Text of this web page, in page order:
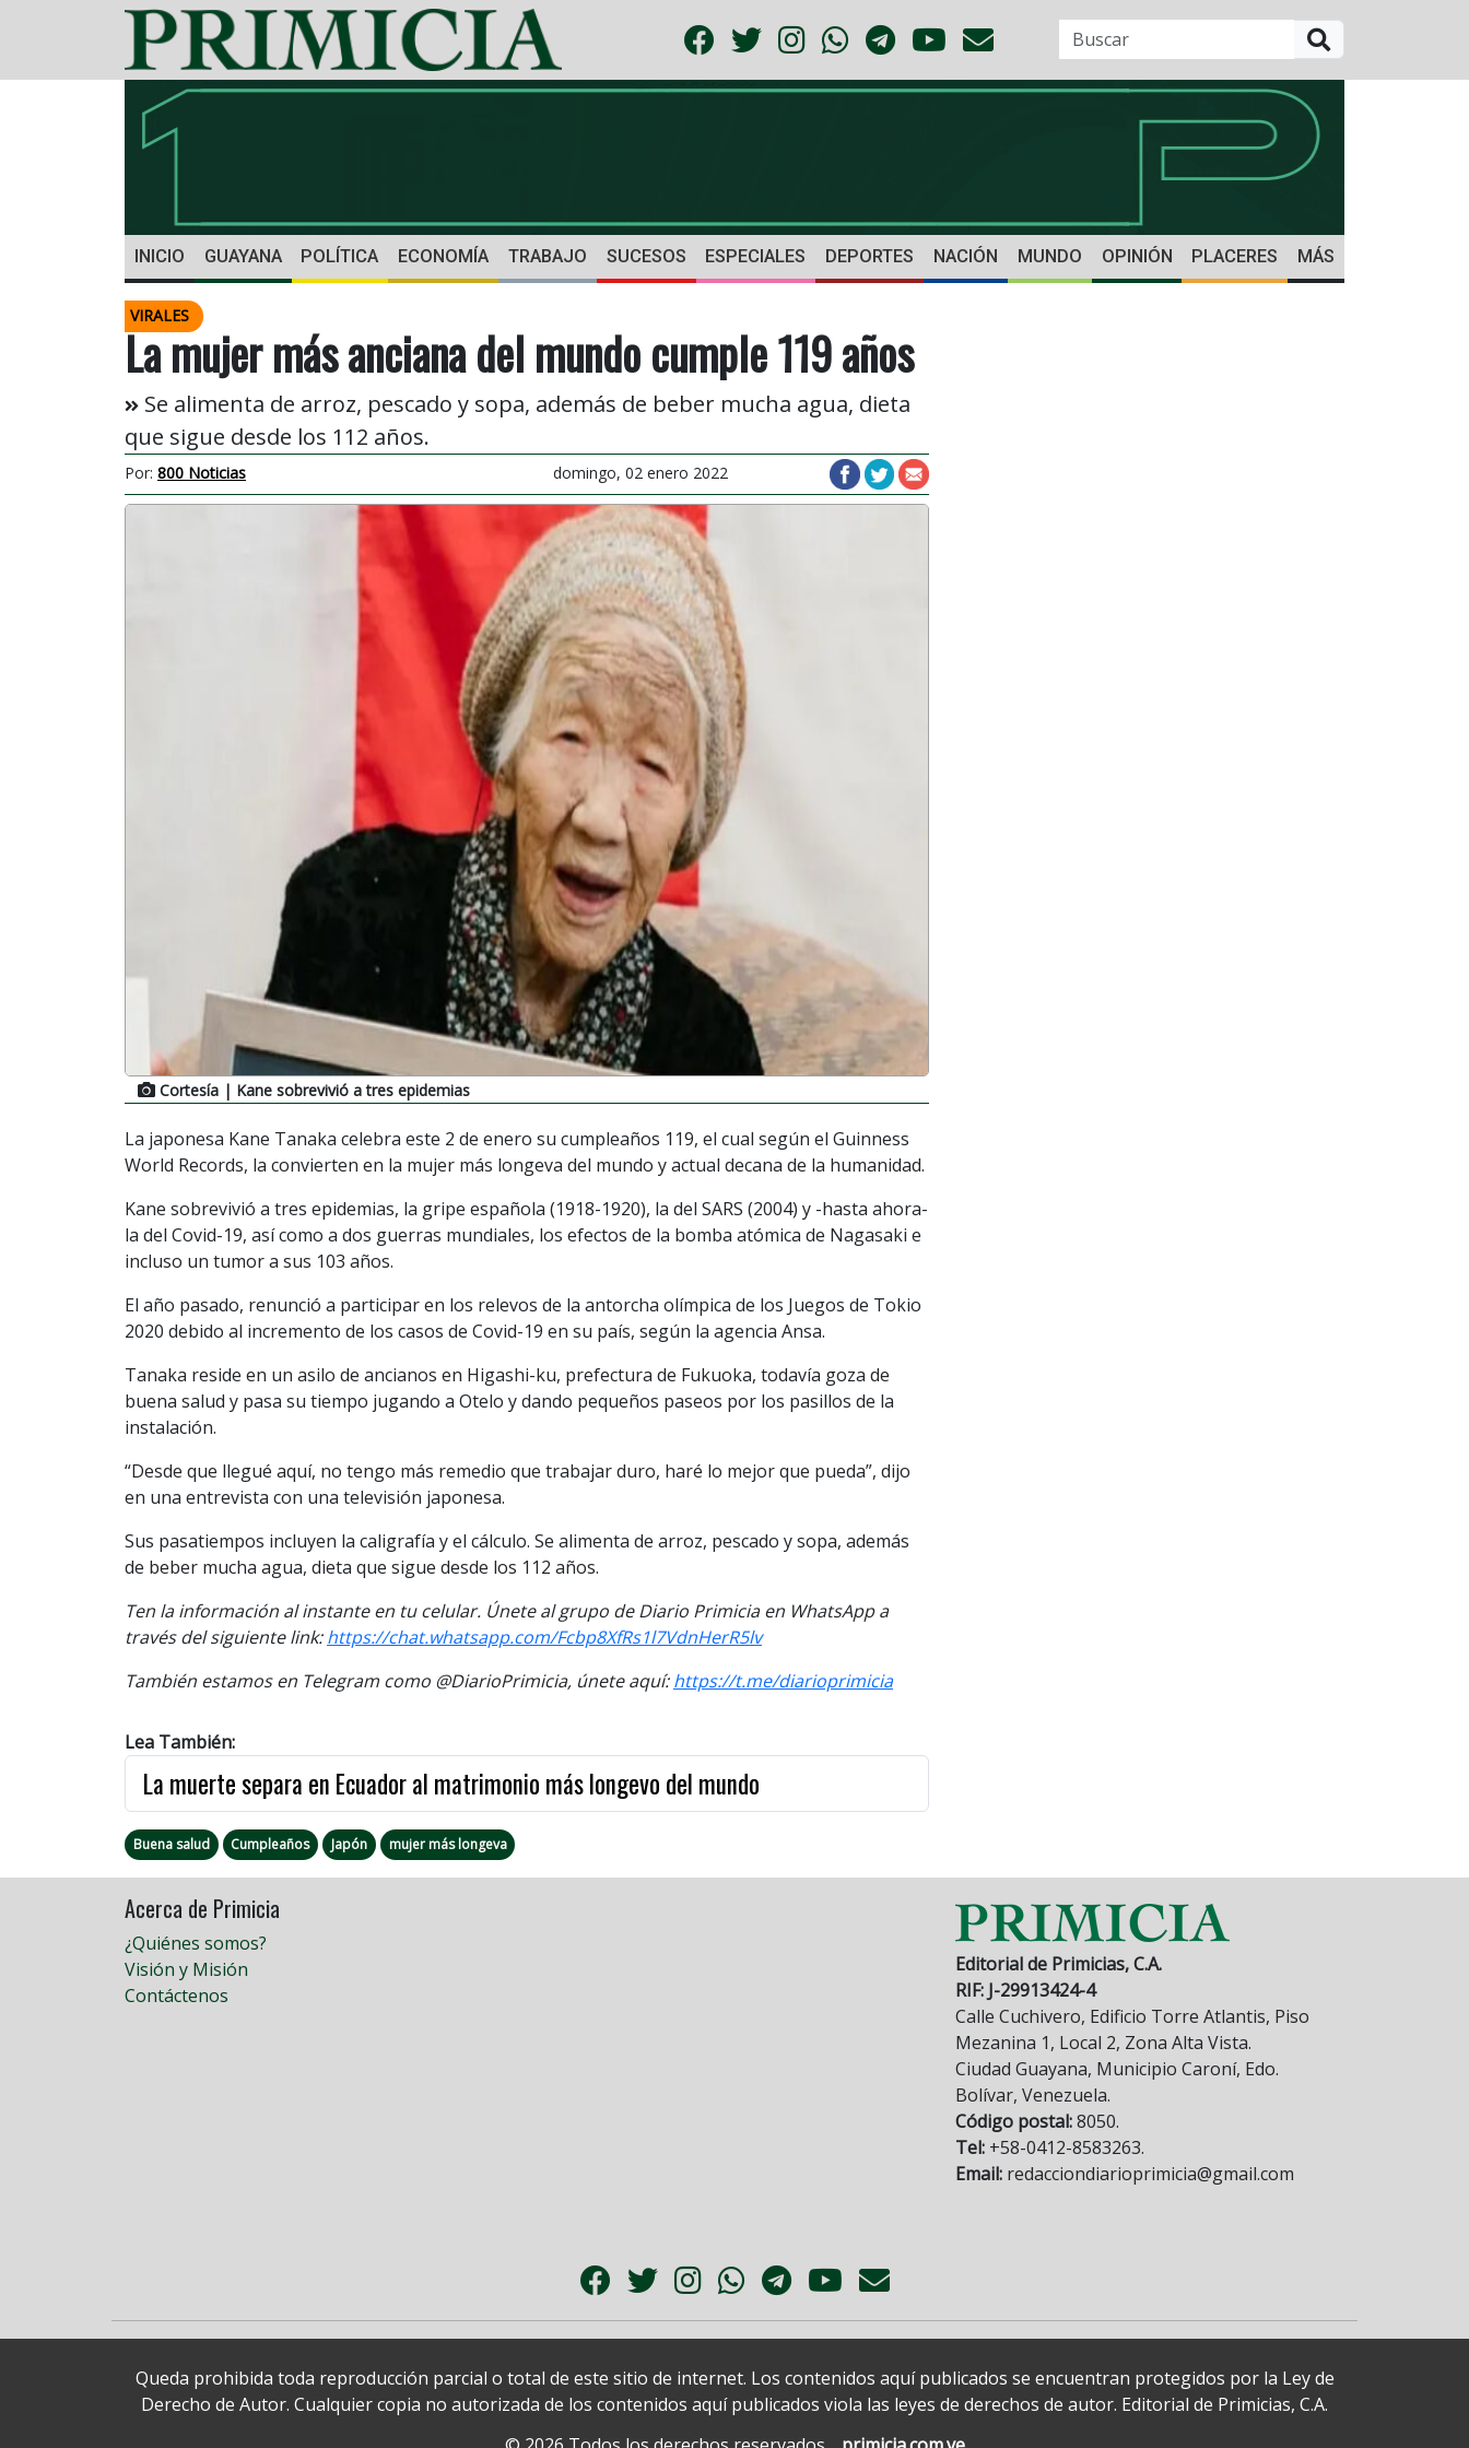
INICIO GUAYANA POLÍTICA ECONOMÍA TRABAJO SUCESOS ESPECIALES DEPORTES NACIÓN MUNDO OPINIÓN PLACERES MÁS
VIRALES
La mujer más anciana del mundo cumple 119 años
Se alimenta de arroz, pescado y sopa, además de beber mucha agua, dieta
que sigue desde los 112 años.
Por: 800 Noticias domingo, 02 enero 2022
Cortesía | Kane sobrevivió a tres epidemias
La japonesa Kane Tanaka celebra este 2 de enero su cumpleaños 119, el cual según el Guinness
World Records, la convierten en la mujer más longeva del mundo y actual decana de la humanidad.
Kane sobrevivió a tres epidemias, la gripe española (1918-1920), la del SARS (2004) y -hasta ahora-
la del Covid-19, así como a dos guerras mundiales, los efectos de la bomba atómica de Nagasaki e
incluso un tumor a sus 103 años.
El año pasado, renunció a participar en los relevos de la antorcha olímpica de los Juegos de Tokio
2020 debido al incremento de los casos de Covid-19 en su país, según la agencia Ansa.
Tanaka reside en un asilo de ancianos en Higashi-ku, prefectura de Fukuoka, todavía goza de
buena salud y pasa su tiempo jugando a Otelo y dando pequeños paseos por los pasillos de la
instalación.
“Desde que llegué aquí, no tengo más remedio que trabajar duro, ­haré lo mejor que pueda”, dijo
en una entrevista con una televisión japonesa.
Sus pasatiempos incluyen la caligrafía y el cálculo. Se alimenta de arroz, pescado y sopa, además
de beber mucha agua, dieta que sigue desde los 112 años.
Ten la información al instante en tu celular. Únete al grupo de Diario Primicia en WhatsApp a
través del siguiente link:https://chat.whatsapp.com/Fcbp8XfRs1l7VdnHerR5lv
También estamos en Telegram como @DiarioPrimicia, únete aquí:https://t.me/diarioprimicia
Lea También:
La muerte separa en Ecuador al matrimonio más longevo del mundo
Buena salud Cumpleaños Japón mujer más longeva
Acerca de Primicia
¿Quiénes somos?
Visión y Misión
Contáctenos
Editorial de Primicias, C.A.
RIF: J-29913424-4
Calle Cuchivero, Edificio Torre Atlantis, Piso
Mezanina 1, Local 2, Zona Alta Vista.
Ciudad Guayana, Municipio Caroní, Edo.
Bolívar, Venezuela.
Código postal:8050.
Tel: +58-0412-8583263.
Email: redacciondiarioprimicia@gmail.com
Queda prohibida toda reproducción parcial o total de este sitio de internet. Los contenidos aquí publicados se encuentran protegidos por la Ley de
Derecho de Autor. Cualquier copia no autorizada de los contenidos aquí publicados viola las leyes de derechos de autor. Editorial de Primicias, C.A.